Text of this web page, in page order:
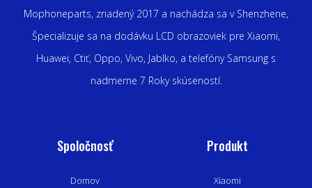
Mophoneparts, zriadený 2017 a nachádza sa v Shenzhene,
Špecializuje sa na dodávku LCD obrazoviek pre Xiaomi,
Huawei, Ctiť, Oppo, Vivo, Jablko, a telefóny Samsung s
nadmerne 7 Roky skúseností.
Spoločnosť
Domov
Produkt
Xiaomi